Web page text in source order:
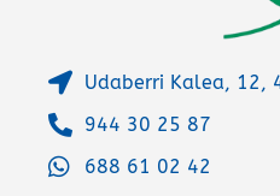
Udaberri Kalea, 12,
944 30 25 87
688 61 02 42